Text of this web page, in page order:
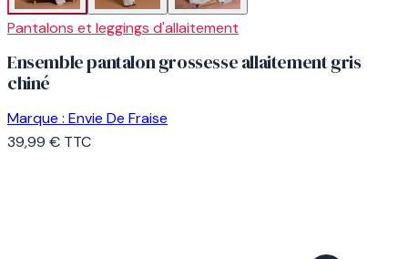
Pantalons et leggings d'allaitement
Ensemble pantalon grossesse allaitement gris
chiné
Marque : Envie De Fraise
39,99 € TTC